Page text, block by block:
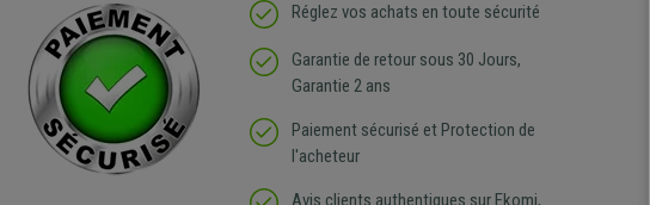
Réglez vos achats en toute sécurité
Garantie de retour sous 30 Jours,
Garantie 2 ans
Paiement sécurisé et Protection de
l'acheteur
Avis clients authentiques sur Ekomi,